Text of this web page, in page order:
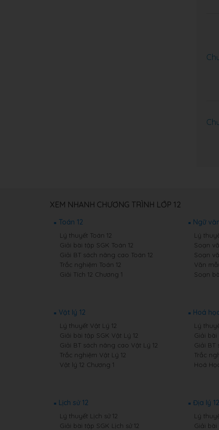
XEM NHANH CHƯƠNG TRÌNH LỚP 12
Toán 12
Lý thuyết Toán 12
Giải bài tập SGK Toán 12
Giải BT sách nâng cao Toán 12
Trắc nghiệm Toán 12
Giải Tích 12 Chương 1
Ngữ
Lý
Soạn
Soạn
Văn
Soạn
Vật lý 12
Lý thuyết Vật Lý 12
Giải bài tập SGK Vật Lý 12
Giải BT sách nâng cao Vật Lý 12
Trắc nghiệm Vật Lý 12
Vật lý 12 Chương 1
Hoá
Lý
Giải bài
Giải BT
Trắc
Hoá
Lịch sử 12
Lý thuyết Lịch sử 12
Giải bài tập SGK Lịch sử 12
Địa lý 12
Lý
Giải bài